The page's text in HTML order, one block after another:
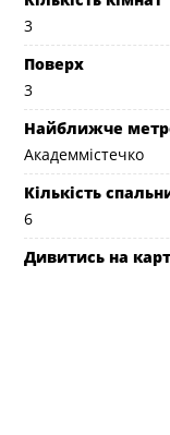
3
Поверх
3
Найближче
Академмістечко
Кількість
6
Дивитись на